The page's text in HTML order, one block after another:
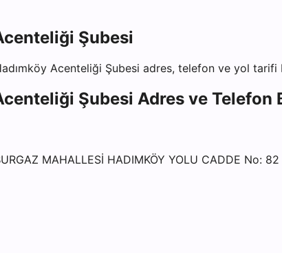
Şubesi
Acenteliği Şubesi adres, telefon ve yol tarifi
Şubesi Adres ve Telefon
MAHALLESİ HADIMKÖY YOLU CADDE No: